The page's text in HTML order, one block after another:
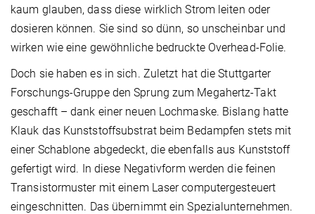
kaum glauben, dass diese wirklich Strom leiten oder
dosieren können. Sie sind so dünn, so unscheinbar und
wirken wie eine gewöhnliche bedruckte Overhead-Folie.
Doch sie haben es in sich. Zuletzt hat die Stuttgarter
Forschungs-Gruppe den Sprung zum Megahertz-Takt
geschafft – dank einer neuen Lochmaske. Bislang hatte
Klauk das Kunststoffsubstrat beim Bedampfen stets mit
einer Schablone abgedeckt, die ebenfalls aus Kunststoff
gefertigt wird. In diese Negativform werden die feinen
Transistormuster mit einem Laser computergesteuert
eingeschnitten. Das übernimmt ein Spezialunternehmen.